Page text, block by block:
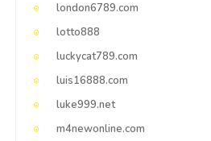
london6789.com
lotto888
luckycat789.com
luis16888.com
luke999.net
m4newonline.com